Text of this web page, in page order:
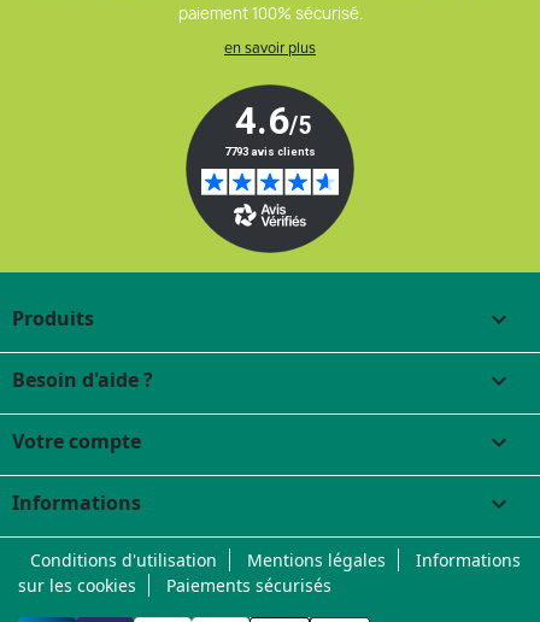
paiement 100% sécurisé.
en savoir plus
Produits 
Besoin d'aide ? 
Votre compte 
Informations keyboard_arrow_down
Conditions d'utilisation Mentions légales
Informations
sur les cookies
Paiements sécurisés